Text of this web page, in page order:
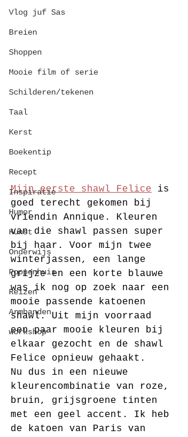
Vlog juf Sas
Breien
Shoppen
Mooie film of serie
Schilderen/tekenen
Taal
Kerst
Boekentip
Recept
Inspiratie
Humor
Kunst
Onderwijs
Poppenhuis
Reizen
Armbanden
workshop
Mijn eerste shawl Felice is
goed terecht gekomen bij
vriendin Annique. Kleuren
van die shawl passen super
bij haar. Voor mijn twee
winterjassen, een lange
grijze en een korte blauwe
was ik nog op zoek naar een
mooie passende katoenen
shawl. Uit mijn voorraad
een paar mooie kleuren bij
elkaar gezocht en de shawl
Felice opnieuw gehaakt.
Nu dus in een nieuwe
kleurencombinatie van roze,
bruin, grijsgroene tinten
met een geel accent. Ik heb
de katoen van Paris van